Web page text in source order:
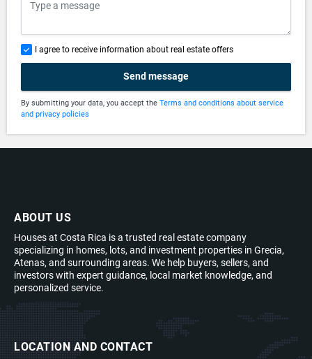
I agree to receive information about real estate offers
Send message
By submitting your data, you accept the Terms and conditions about service
and privacy policies
ABOUT US
Houses at Costa Rica is a trusted real estate company
specializing in homes, lots, and investment properties in Grecia,
Atenas, and surrounding areas. We help buyers, sellers, and
investors with expert guidance, local market knowledge, and
personalized service.
LOCATION AND CONTACT